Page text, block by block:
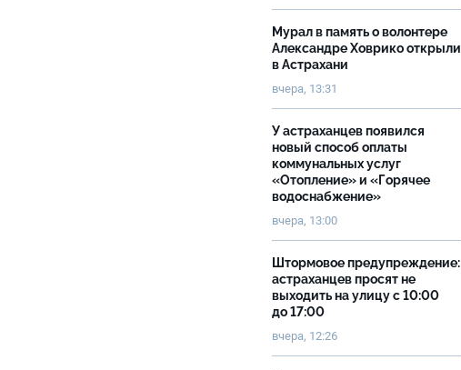
Мурал в память о волонтере
Александре Ховрико открыли
в Астрахани
вчера, 13:31
У астраханцев появился
новый способ оплаты
коммунальных услуг
«Отопление» и «Горячее
водоснабжение»
вчера, 13:00
Штормовое предупреждение:
астраханцев просят не
выходить на улицу с 10:00
до 17:00
вчера, 12:26